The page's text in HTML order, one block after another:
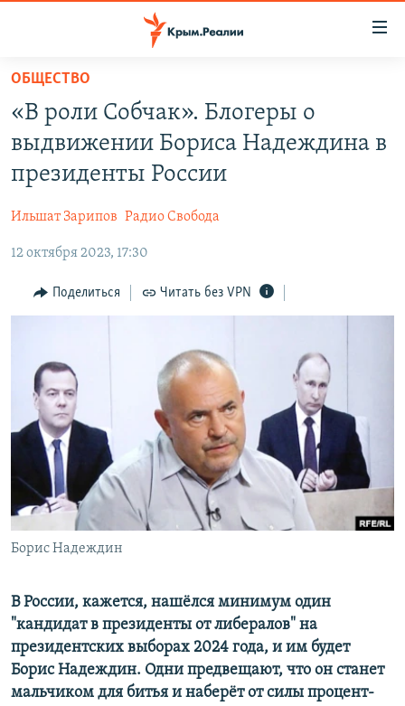
Вернуться
основному
содержанию
главной
навигации
Вернутся
поиску
СПЕЦПРОЕКТЫ
11 ЛЕТ ОККУПАЦИИ КРЫМА. 11 ИСТОРИЙ СОПРОТИВЛЕНИЯ
ЕЩЕ
ИНТЕРАКТИВ
ИНФОГРАФИКА
СОВЕТЫ ПРАВОЗАЩИТНИКОВ
ПРОПАВШИЕ БЕЗ ВЕСТИ
ПОБЕДИТЕЛЕЙ НЕ СУДЯТ?
КРЫМ.НЕПОКОРЕННЫЙ
ELIFBE
УКРАИНСКАЯ ПРОБЛЕМА КРЫМА
РАДІО СВОБОДА
КАК ОБОЙТИ БЛОКИРОВКУ
Qırımtatar
ПРИСОЕДИНЯЙТЕСЬ!
Все сайты RFE/RL
ОБЩЕСТВО
«В роли Собчак». Блогеры о
выдвижении Бориса Надеждина в
президенты России
Ильшат Зарипов Радио Свобода
12 октября 2023, 17:30
Поделиться Читать без VPN
Борис Надеждин
В России, кажется, нашёлся минимум один
"кандидат в президенты от либералов" на
президентских выборах 2024 года, и им будет
Борис Надеждин. Одни предвещают, что он станет
мальчиком для битья и наберёт от силы процент-